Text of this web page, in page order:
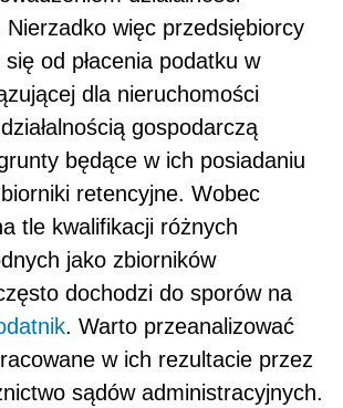
więc przedsiębiorcy
od płacenia podatku w
dla nieruchomości
gospodarczą
będące w ich posiadaniu
retencyjne. Wobec
tle kwalifikacji różnych
jako zbiorników
dochodzi do sporów na
. Warto przeanalizować
w ich rezultacie przez
sądów administracyjnych.